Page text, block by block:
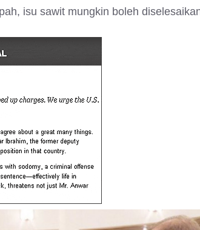
isu sawit mungkin boleh